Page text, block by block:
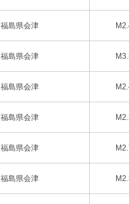
福島県会津
福島県会津
福島県会津
福島県会津
福島県会津
福島県会津